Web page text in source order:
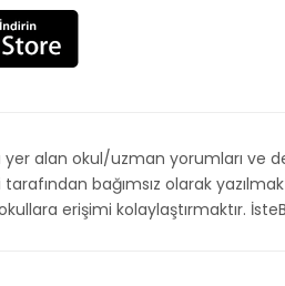
alan okul/uzman yorumları ve
bağımsız olarak
erişimi kolaylaştırmaktır.